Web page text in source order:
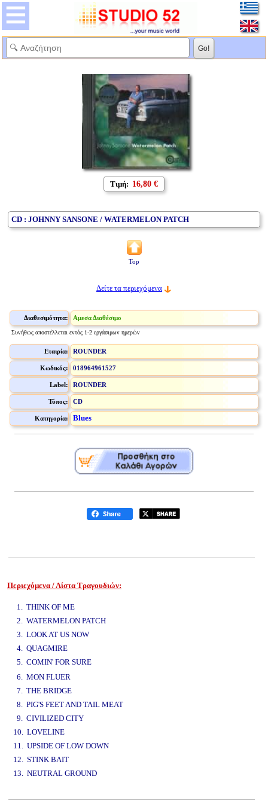
Τιμή: 16,80 €
CD : JOHNNY SANSONE / WATERMELON PATCH
Top
Δείτε τα περιεχόμενα
Διαθεσιμότητα: Αμεσα Διαθέσιμο
Συνήθως αποστέλλεται εντός 1-2 εργάσιμων ημερών
Εταιρία: ROUNDER
Κωδικός: 018964961527
Label: ROUNDER
Τύπος: CD
Κατηγορία: Blues
Περιεχόμενα / Λίστα Τραγουδιών:
1. THINK OF ME
2. WATERMELON PATCH
3. LOOK AT US NOW
4. QUAGMIRE
5. COMIN' FOR SURE
6. MON FLUER
7. THE BRIDGE
8. PIG'S FEET AND TAIL MEAT
9. CIVILIZED CITY
10. LOVELINE
11. UPSIDE OF LOW DOWN
12. STINK BAIT
13. NEUTRAL GROUND